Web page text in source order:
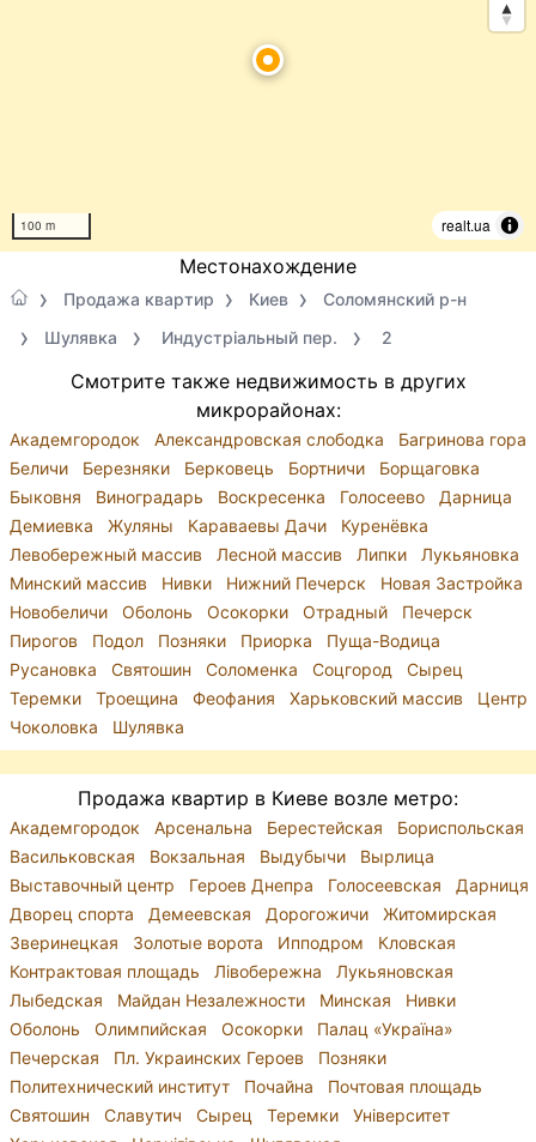
100 m realt.ua
Местонахождение
Продажа квартир Киев
Соломянский р-н
Шулявка
Индустріальный пер. 2
Смотрите также недвижимость в других
микрорайонах:
Академгородок Александровская слободка
Багринова гора
Беличи
Березняки Берковець Бортничи
Борщаговка
Быковня
Виноградарь Воскресенка Голосеево
Дарница
Демиевка
Жуляны Караваевы Дачи
Куренёвка
Левобережный массив
Лесной массив Липки
Лукьяновка
Минский массив
Нивки Нижний Печерск
Новая Застройка
Новобеличи
Оболонь Осокорки Отрадный
Печерск
Пирогов
Подол Позняки Приорка
Пуща-Водица
Русановка
Святошин Соломенка Соцгород
Сырец
Теремки
Троещина Феофания Харьковский массив
Центр
Чоколовка
Шулявка
Продажа квартир в Киеве возле метро:
Академгородок Арсенальна Берестейская
Бориспольская
Васильковская
Вокзальная Выдубычи
Вырлица
Выставочный центр
Героев Днепра Голосеевская
Дарниця
Дворец спорта
Демеевская Дорогожичи
Житомирская
Зверинецкая
Золотые ворота Ипподром
Кловская
Контрактовая площадь
Лівобережна
Лукьяновская
Лыбедская
Майдан Незалежности Минская
Нивки
Оболонь
Олимпийская Осокорки
Палац «Україна»
Печерская
Пл. Украинских Героев
Позняки
Политехнический институт
Почайна
Почтовая площадь
Святошин
Славутич Сырец Теремки
Університет